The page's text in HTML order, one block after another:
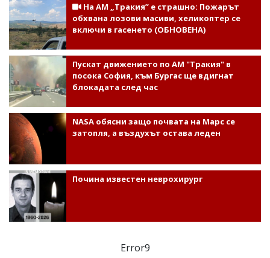
На АМ „Тракия” е страшно: Пожарът
обхвана лозови масиви, хеликоптер се
включи в гасенето (ОБНОВЕНА)
Пускат движението по АМ "Тракия" в
посока София, към Бургас ще вдигнат
блокадата след час
NASA обясни защо почвата на Марс се
затопля, а въздухът остава леден
Почина известен неврохирург
Error9